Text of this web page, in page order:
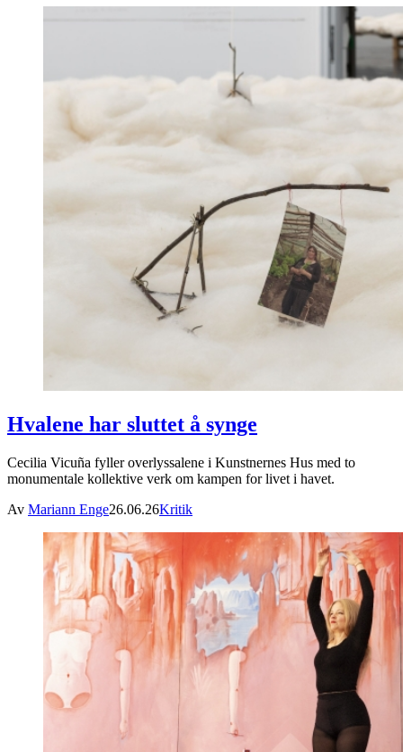
Hvalene har sluttet å synge
Cecilia Vicuña fyller overlyssalene i Kunstnernes Hus med to
monumentale kollektive verk om kampen for livet i havet.
Av Mariann Enge26.06.26Kritik